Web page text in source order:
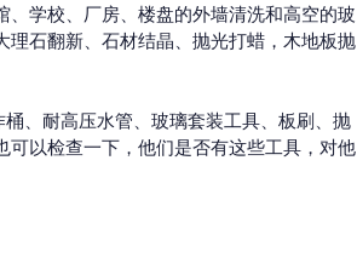
学校、厂房、楼盘的外墙清洗和高空的玻
石翻新、石材结晶、抛光打蜡，木地板抛
、耐高压水管、玻璃套装工具、板刷、抛
以检查一下，他们是否有这些工具，对他